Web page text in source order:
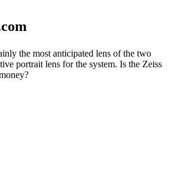
Zeiss Batis 85mm f/1.8 review
the most anticipated lens of the two
portrait lens for the system. Is the Zeiss